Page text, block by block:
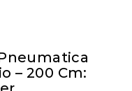
– 200 Cm: